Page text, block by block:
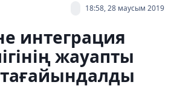
18:58, 28 маусым 2019
интеграция
жауапты